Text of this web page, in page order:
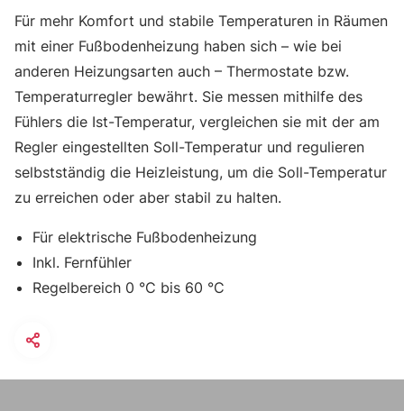
Für mehr Komfort und stabile Temperaturen in Räumen
mit einer Fußbodenheizung haben sich – wie bei
anderen Heizungsarten auch – Thermostate bzw.
Temperaturregler bewährt. Sie messen mithilfe des
Fühlers die Ist-Temperatur, vergleichen sie mit der am
Regler eingestellten Soll-Temperatur und regulieren
selbstständig die Heizleistung, um die Soll-Temperatur
zu erreichen oder aber stabil zu halten.
Für elektrische Fußbodenheizung
Inkl. Fernfühler
Regelbereich 0 °C bis 60 °C